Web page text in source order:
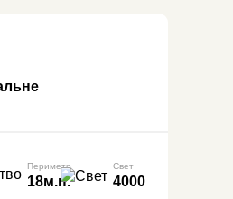
Периметр
18м.п.
Свет
4000